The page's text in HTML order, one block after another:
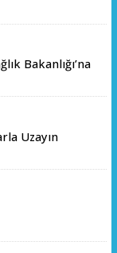
Bakanlığı’na
Uzayın